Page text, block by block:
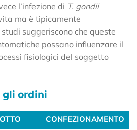
l’infezione di T. gondii
ma è tipicamente
suggeriscono che queste
possano influenzare il
fisiologici del soggetto
gli ordini
CONFEZIONAMENTO